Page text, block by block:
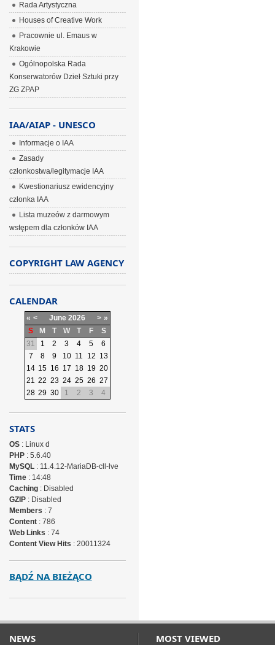
Rada Artystyczna
Houses of Creative Work
Pracownie ul. Emaus w
Krakowie
Ogólnopolska Rada
Konserwatorów Dzieł Sztuki przy
ZG ZPAP
IAA/AIAP - UNESCO
Informacje o IAA
Zasady
członkostwa/legitymacje IAA
Kwestionariusz ewidencyjny
członka IAA
Lista muzeów z darmowym
wstępem dla członków IAA
COPYRIGHT LAW AGENCY
CALENDAR
« < June 2026 > »
S
M T W T F
S
31
1 2 3 4 5
6
7
8 9 10 11 12 13
14 15 16 17 18 19 20
21 22 23 24 25 26 27
28 29 30 1 2 3 4
STATS
OS: Linux d
PHP: 5.6.40
MySQL: 11.4.12-MariaDB-cll-lve
Time: 14:48
Caching: Disabled
GZIP: Disabled
Members : 7
Content: 786
Web Links : 74
Content View Hits : 20011324
BĄDŹ NA BIEŻĄCO
NEWS MOST VIEWED